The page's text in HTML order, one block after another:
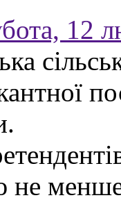
12
не